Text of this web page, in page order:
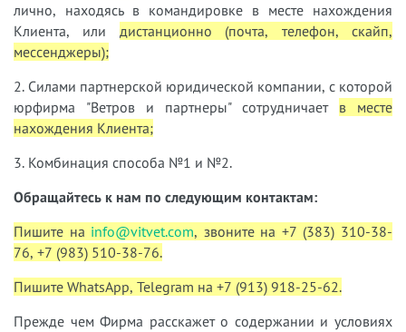
лично, находясь в командировке в месте нахождения
Клиента, или дистанционно (почта, телефон, скайп,
мессенджеры);
2. Силами партнерской юридической компании, с которой
юрфирма "Ветров и партнеры" сотрудничает в месте
нахождения Клиента;
3. Комбинация способа №1 и №2.
Обращайтесь к нам по следующим контактам:
Пишите на info@vitvet.com, звоните на +7 (383) 310-38-
76, +7 (983) 510-38-76.
Пишите WhatsApp, Telegram на +7 (913) 918-25-62.
Прежде чем Фирма расскажет о содержании и условиях